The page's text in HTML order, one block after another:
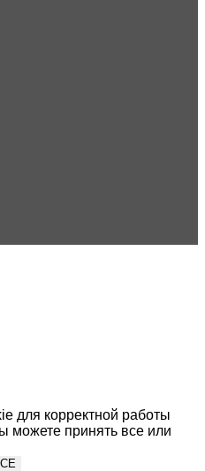
для корректной работы
можете принять все или